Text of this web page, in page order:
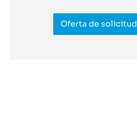
Oferta de solicitud